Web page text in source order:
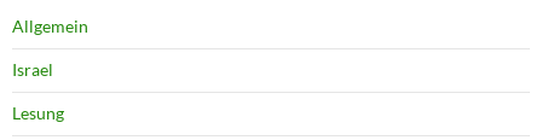
Allgemein
Israel
Lesung